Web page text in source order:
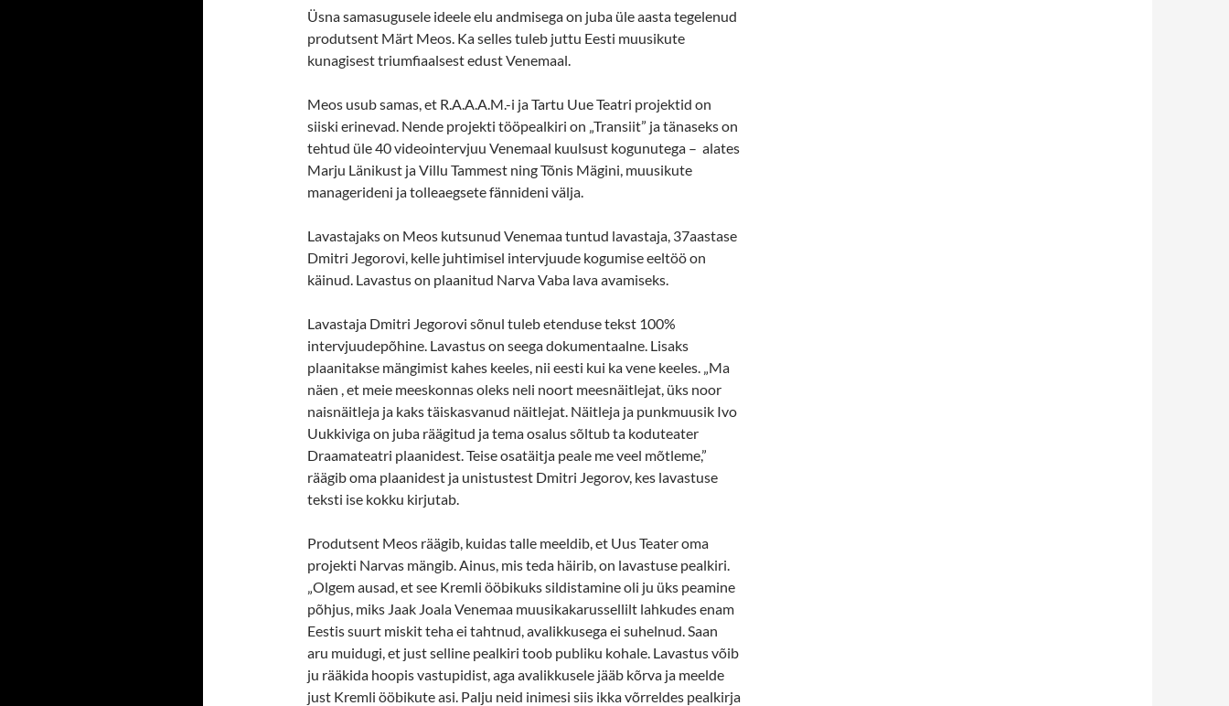
Üsna samasugusele ideele elu andmisega on juba üle aasta tegelenud
produtsent Märt Meos. Ka selles tuleb juttu Eesti muusikute
kunagisest triumfiaalsest edust Venemaal.
Meos usub samas, et R.A.A.A.M.-i ja Tartu Uue Teatri projektid on
siiski erinevad. Nende projekti tööpealkiri on „Transiit” ja tänaseks on
tehtud üle 40 videointervjuu Venemaal kuulsust kogunutega – alates
Marju Länikust ja Villu Tammest ning Tõnis Mägini, muusikute
managerideni ja tolleaegsete fännideni välja.
Lavastajaks on Meos kutsunud Venemaa tuntud lavastaja, 37aastase
Dmitri Jegorovi, kelle juhtimisel intervjuude kogumise eeltöö on
käinud. Lavastus on plaanitud Narva Vaba lava avamiseks.
Lavastaja Dmitri Jegorovi sõnul tuleb etenduse tekst 100%
intervjuudepõhine. Lavastus on seega dokumentaalne. Lisaks
plaanitakse mängimist kahes keeles, nii eesti kui ka vene keeles. „Ma
näen , et meie meeskonnas oleks neli noort meesnäitlejat, üks noor
naisnäitleja ja kaks täiskasvanud näitlejat. Näitleja ja punkmuusik Ivo
Uukkiviga on juba räägitud ja tema osalus sõltub ta koduteater
Draamateatri plaanidest. Teise osatäitja peale me veel mõtleme,”
räägib oma plaanidest ja unistustest Dmitri Jegorov, kes lavastuse
teksti ise kokku kirjutab.
Produtsent Meos räägib, kuidas talle meeldib, et Uus Teater oma
projekti Narvas mängib. Ainus, mis teda häirib, on lavastuse pealkiri.
„Olgem ausad, et see Kremli ööbikuks sildistamine oli ju üks peamine
põhjus, miks Jaak Joala Venemaa muusikakarussellilt lahkudes enam
Eestis suurt miskit teha ei tahtnud, avalikkusega ei suhelnud. Saan
aru muidugi, et just selline pealkiri toob publiku kohale. Lavastus võib
ju rääkida hoopis vastupidist, aga avalikkusele jääb kõrva ja meelde
just Kremli ööbikute asi. Palju neid inimesi siis ikka võrreldes pealkirja